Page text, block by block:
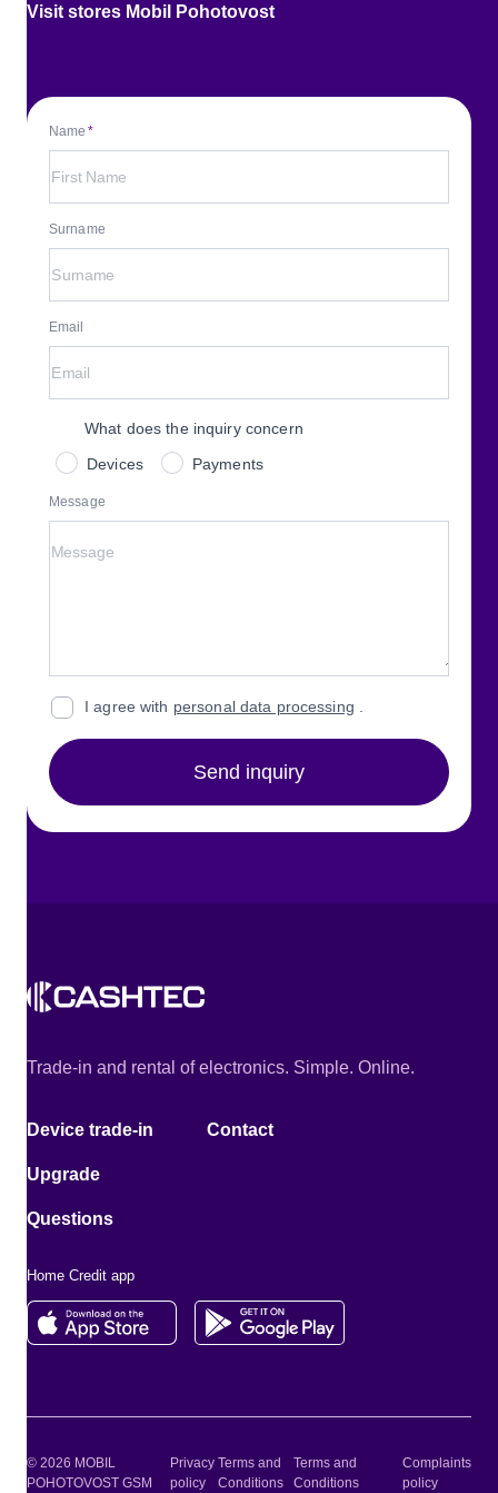
Visit stores Mobil Pohotovost
Name
Surname
Email
What does the inquiry concern
Devices Payments
Message
I agree with personal data processing
Send inquiry
Trade-in and rental of electronics. Simple. Online.
Device trade-in
Upgrade
Questions
Contact
Home Credit app
© 2026 MOBIL
POHOTOVOST GSM
Privacy
policy
Terms and
Conditions
Terms and
Conditions
Complaints
policy